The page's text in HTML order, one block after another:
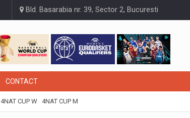
Bld. Basarabia nr. 39, Sector 2, Bucuresti
CONTACT
4NAT CUP W 4NAT CUP M